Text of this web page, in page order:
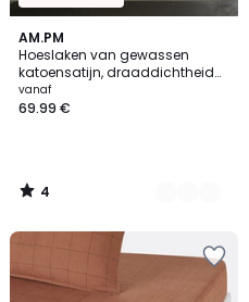
AM.PM
Hoeslaken van gewassen
katoensatijn, draaddichtheid
van 200, randbreedte 30 cm,
Saria
vanaf
69.99 €
4
/
5
9
Kleuren
4
/